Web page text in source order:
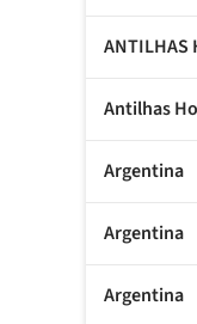
ANTILHAS
Antilhas
Argentina
Argentina
Argentina